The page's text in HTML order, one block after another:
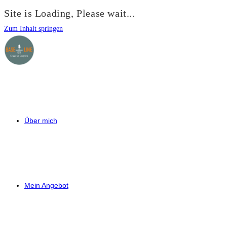
Site is Loading, Please wait...
Zum Inhalt springen
Über mich
Mein Angebot